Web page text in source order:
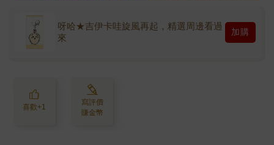
呀哈★吉伊卡哇旋風再起，精選周邊看過
來
加購
喜歡+1
寫評價
賺金幣